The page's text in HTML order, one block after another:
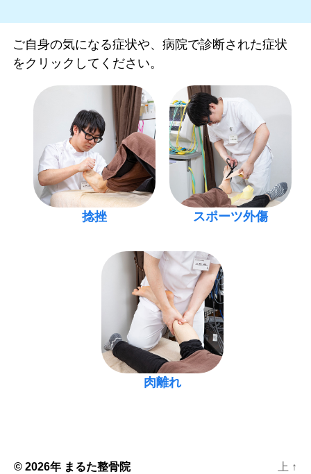
ご自身の気になる症状や、病院で診断された症状
をクリックしてください。
捻挫 スポーツ外傷
肉離れ
© 2026年 まるた整骨院 上 ↑